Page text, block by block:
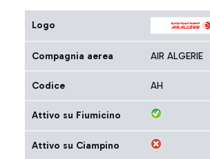
Logo
Compagnia aerea AIR ALGERIE
Codice AH
Attivo su Fiumicino
Attivo su Ciampino